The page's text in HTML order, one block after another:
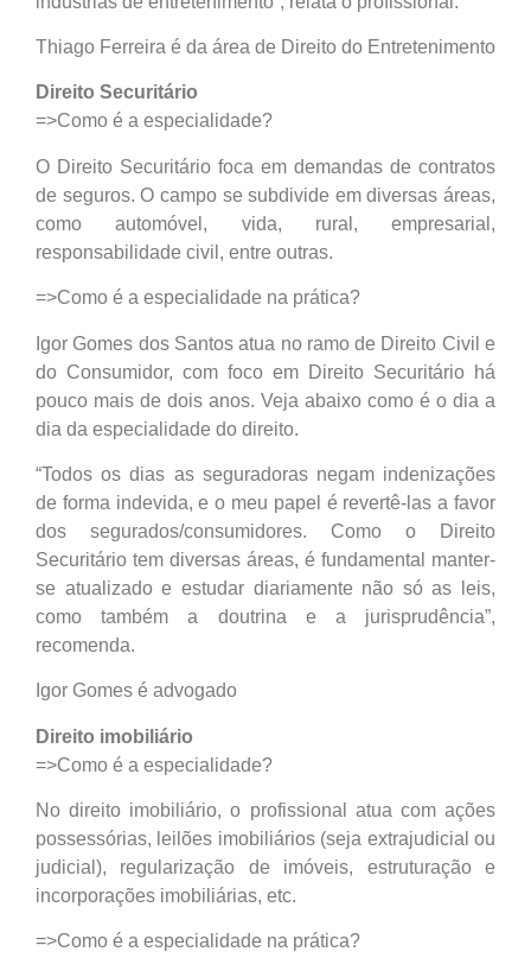
Thiago Ferreira é da área de Direito do Entretenimento
Direito Securitário
=>Como é a especialidade?
O Direito Securitário foca em demandas de contratos
de seguros. O campo se subdivide em diversas áreas,
como automóvel, vida, rural, empresarial,
responsabilidade civil, entre outras.
=>Como é a especialidade na prática?
Igor Gomes dos Santos atua no ramo de Direito Civil e
do Consumidor, com foco em Direito Securitário há
pouco mais de dois anos. Veja abaixo como é o dia a
dia da especialidade do direito.
“Todos os dias as seguradoras negam indenizações
de forma indevida, e o meu papel é revertê-las a favor
dos segurados/consumidores. Como o Direito
Securitário tem diversas áreas, é fundamental manter-
se atualizado e estudar diariamente não só as leis,
como também a doutrina e a jurisprudência”,
recomenda.
Igor Gomes é advogado
Direito imobiliário
=>Como é a especialidade?
No direito imobiliário, o profissional atua com ações
possessórias, leilões imobiliários (seja extrajudicial ou
judicial), regularização de imóveis, estruturação e
incorporações imobiliárias, etc.
=>Como é a especialidade na prática?